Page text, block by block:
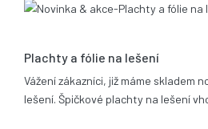
Plachty a fólie na lešení
Vážení zákazníci, již máme skladem
lešení. Špičkové plachty na lešení